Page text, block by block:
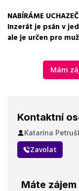
NABÍRÁME
Inzerát je psán v
ale je určen pro
Mám
Kontaktní
Katarína
Zavolat
Máte